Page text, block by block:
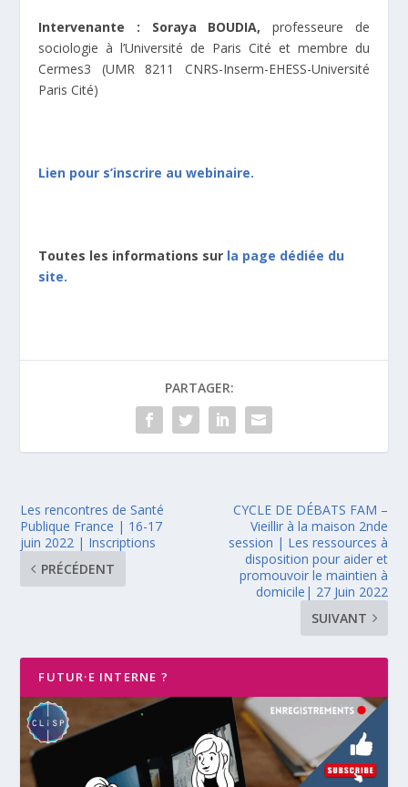
Intervenante : Soraya BOUDIA, professeure de
sociologie à l’Université de Paris Cité et membre du
Cermes3 (UMR 8211 CNRS-Inserm-EHESS-Université
Paris Cité)
Lien pour s’inscrire au webinaire.
Toutes les informations sur la page dédiée du
site.
PARTAGER:
Les rencontres de Santé
Publique France | 16-17
juin 2022 | Inscriptions
PRÉCÉDENT
CYCLE DE DÉBATS FAM –
Vieillir à la maison 2nde
session | Les ressources à
disposition pour aider et
promouvoir le maintien à
domicile| 27 Juin 2022
SUIVANT
FUTUR·E INTERNE ?